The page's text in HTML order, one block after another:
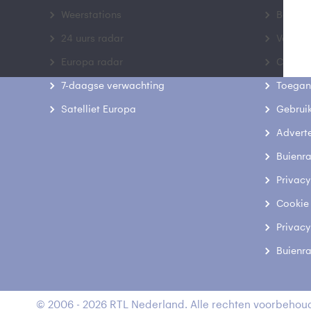
Weerstations
24 uurs radar
Europa radar
7-daagse verwachting
Satelliet Europa
Contact
© 2006 - 2026 RTL Nederland. Alle rechten